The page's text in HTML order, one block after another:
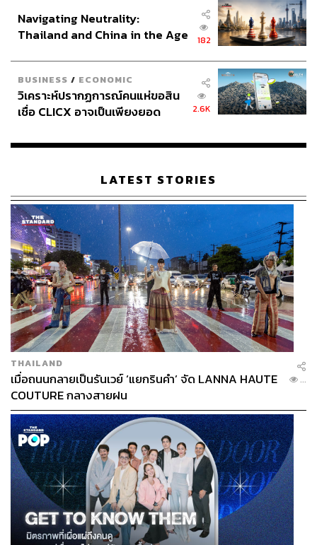
Navigating Neutrality:
Thailand and China in the Age
182
BUSINESS / ECONOMIC
วิเคราะห์ปรากฏการณ์คนแห่ขอสิน
เชื่อ CLICX อาจเป็นเพียงยอด
เรือนไทยที่ถูกซุกไว้
2.6K
LATEST STORIES
THAILAND
เมื่อถนนกลายเป็นรันเวย์ ‘แยกรินคำ’ จัด LANNA HAUTE
COUTURE กลางสายฝน
...